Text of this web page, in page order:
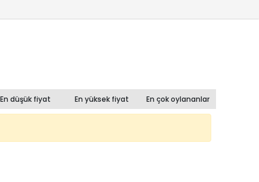
En düşük fiyat En yüksek fiyat En çok oylananlar